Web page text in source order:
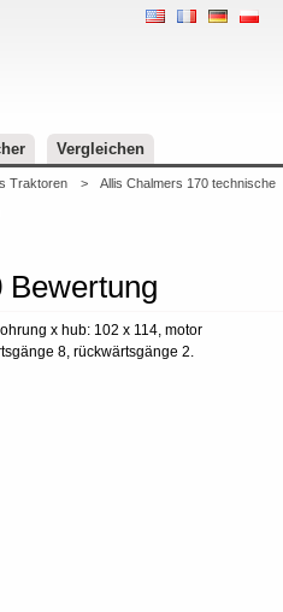
Vergleichen
Traktoren >
Allis Chalmers 170 technische
x hub: 102 x 114, motor
8, rückwärtsgänge 2.